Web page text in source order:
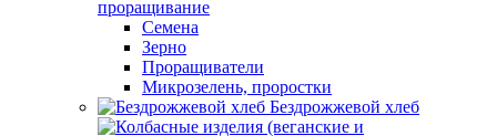
проращивание
Семена
Зерно
Проращиватели
Микрозелень, проростки
Бездрожжевой хлеб